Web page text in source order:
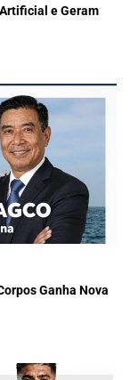
e Geram
Ganha Nova